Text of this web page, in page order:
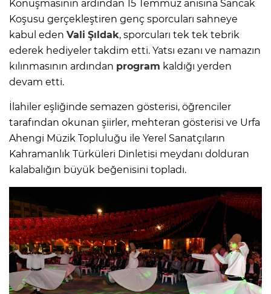
Konuşmasının ardından 15 Temmuz anısına Sancak
Koşusu gerçekleştiren genç sporcuları sahneye
kabul eden Vali Şıldak, sporcuları tek tek tebrik
ederek hediyeler takdim etti. Yatsı ezanı ve namazın
kılınmasının ardından program kaldığı yerden
devam etti.
İlahiler eşliğinde semazen gösterisi, öğrenciler
tarafından okunan şiirler, mehteran gösterisi ve Urfa
Ahengi Müzik Topluluğu ile Yerel Sanatçıların
Kahramanlık Türküleri Dinletisi meydanı dolduran
kalabalığın büyük beğenisini topladı.